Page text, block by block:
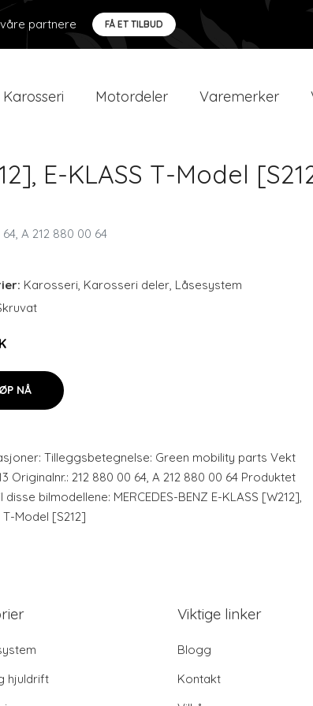
partnere FÅ ET TILBUD
Karosseri Motordeler Varemerker
E-KLASS T-Model
A 212 880 00 64
Karosseri, Karosseri deler, Låsesystem
NÅ
Tilleggsbetegnelse: Green mobility parts Vekt
Originalnr.: 212 880 00 64, A 212 880 00 64 Produktet
bilmodellene: MERCEDES-BENZ E-KLASS [W212],
T-Model [S212]
hjuldrift
Viktige linker
Blogg
Kontakt